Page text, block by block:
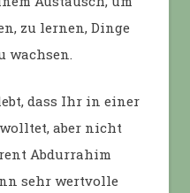
zu lernen, Dinge
wachsen.
dass Ihr in einer
aber nicht
Abdurrahim
sehr wertvolle